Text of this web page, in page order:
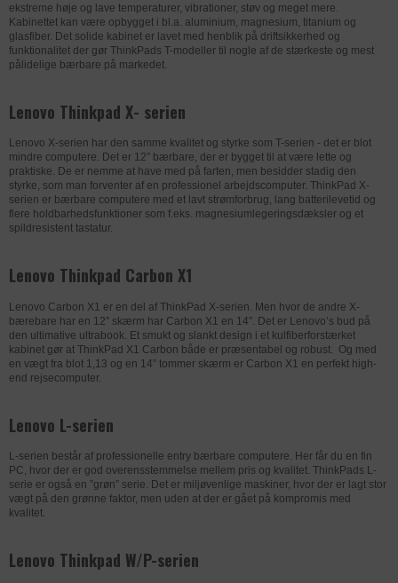
ekstreme høje og lave temperaturer, vibrationer, støv og meget mere.
Kabinettet kan være opbygget i bl.a. aluminium, magnesium, titanium og
glasfiber. Det solide kabinet er lavet med henblik på driftsikkerhed og
funktionalitet der gør ThinkPads T-modeller til nogle af de stærkeste og mest
pålidelige bærbare på markedet.
Lenovo Thinkpad X- serien
Lenovo X-serien har den samme kvalitet og styrke som T-serien - det er blot
mindre computere. Det er 12” bærbare, der er bygget til at være lette og
praktiske. De er nemme at have med på farten, men besidder stadig den
styrke, som man forventer af en professionel arbejdscomputer. ThinkPad X-
serien er bærbare computere med et lavt strømforbrug, lang batterilevetid og
flere holdbarhedsfunktioner som f.eks. magnesiumlegeringsdæksler og et
spildresistent tastatur.
Lenovo Thinkpad Carbon X1
Lenovo Carbon X1 er en del af ThinkPad X-serien. Men hvor de andre X-
bærebare har en 12” skærm har Carbon X1 en 14”. Det er Lenovo’s bud på
den ultimative ultrabook. Et smukt og slankt design i et kulfiberforstærket
kabinet gør at ThinkPad X1 Carbon både er præsentabel og robust. Og med
en vægt fra blot 1,13 og en 14” tommer skærm er Carbon X1 en perfekt high-
end rejsecomputer.
Lenovo L-serien
L-serien består af professionelle entry bærbare computere. Her får du en fin
PC, hvor der er god overensstemmelse mellem pris og kvalitet. ThinkPads L-
serie er også en ”grøn” serie. Det er miljøvenlige maskiner, hvor der er lagt stor
vægt på den grønne faktor, men uden at der er gået på kompromis med
kvalitet.
Lenovo Thinkpad W/P-serien